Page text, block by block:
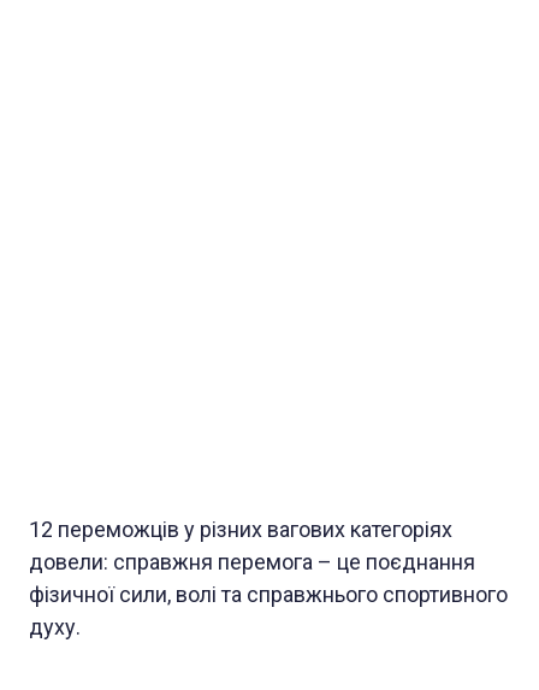
12 переможців у різних вагових категоріях
довели: справжня перемога – це поєднання
фізичної сили, волі та справжнього спортивного
духу.